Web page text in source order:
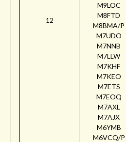
12
M9LOC
M8FTD
M8BMA/P
M7UDO
M7NNB
M7LLW
M7KHF
M7KEO
M7ETS
M7EOQ
M7AXL
M7AJX
M6YMB
M6VCQ/P